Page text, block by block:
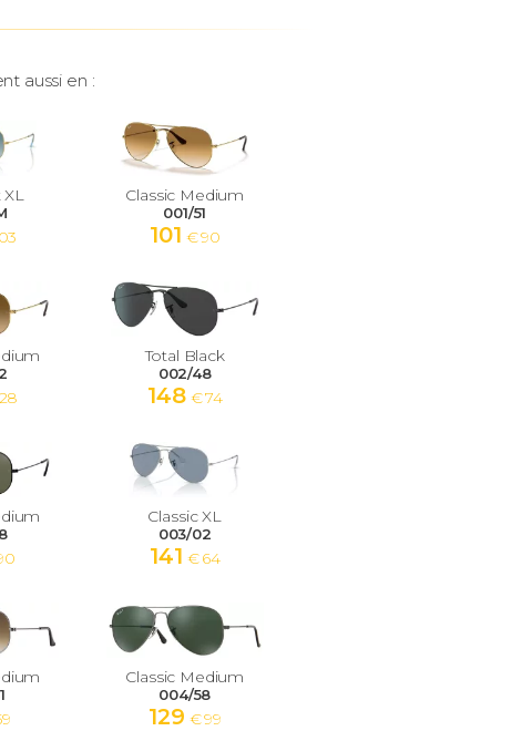
aussi en :
XL Classic Medium
001/51
101 € 90
Total Black
002/48
148 € 74
Classic XL
003/02
141 € 64
Classic Medium
004/58
129 € 99